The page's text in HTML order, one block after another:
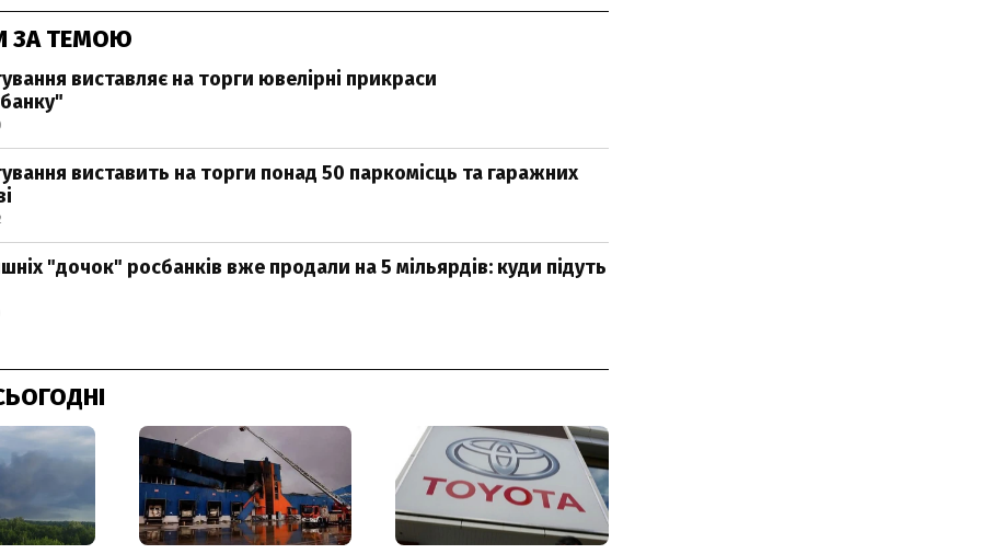
ЗА ТЕМОЮ
виставляє на торги ювелірні прикраси
виставить на торги понад 50 паркомісць та гаражних
"дочок" росбанків вже продали на 5 мільярдів: куди підуть